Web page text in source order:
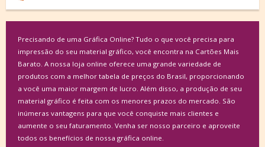
Precisando de uma Gráfica Online? Tudo o que você precisa para
impressão do seu material gráfico, você encontra na Cartões Mais
Barato. A nossa loja online oferece uma grande variedade de
produtos com a melhor tabela de preços do Brasil, proporcionando
a você uma maior margem de lucro. Além disso, a produção de seu
material gráfico é feita com os menores prazos do mercado. São
inúmeras vantagens para que você conquiste mais clientes e
aumente o seu faturamento. Venha ser nosso parceiro e aproveite
todos os benefícios de nossa gráfica online.